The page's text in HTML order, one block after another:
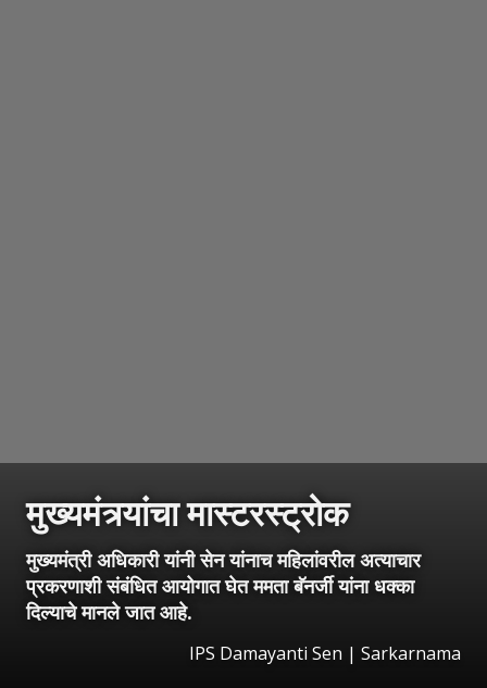
मुख्यमंत्र्यांचा मास्टरस्ट्रोक
मुख्यमंत्री अधिकारी यांनी सेन यांनाच महिलांवरील अत्याचार
प्रकरणाशी संबंधित आयोगात घेत ममता बॅनर्जी यांना धक्का
दिल्याचे मानले जात आहे.
IPS Damayanti Sen | Sarkarnama